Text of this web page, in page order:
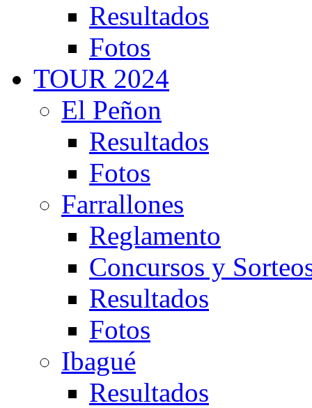
Resultados
Fotos
TOUR 2024
El Peñon
Resultados
Fotos
Farrallones
Reglamento
Concursos y
Resultados
Fotos
Ibagué
Resultados